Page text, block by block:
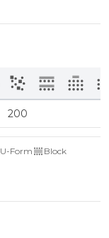
200
U-Form
Block